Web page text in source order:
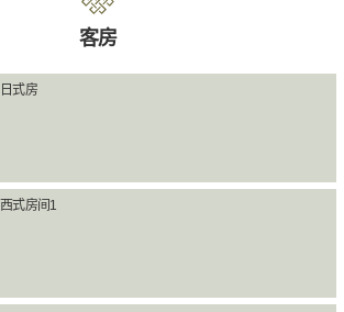
客房
日式房
西式房间1